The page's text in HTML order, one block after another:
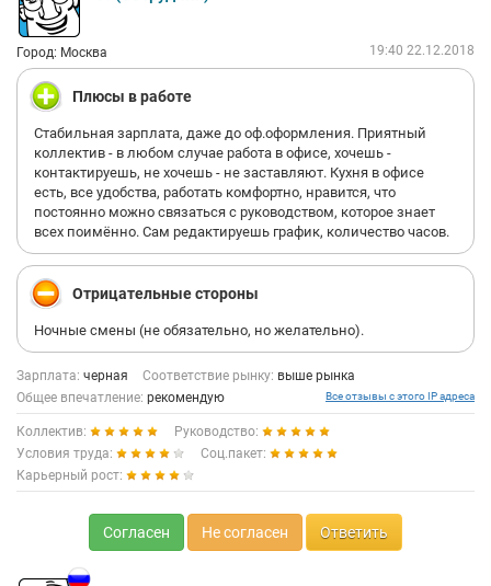
Город: Москва 19:40 22.12.2018
Плюсы в работе
Стабильная зарплата, даже до оф.оформления. Приятный
коллектив - в любом случае работа в офисе, хочешь -
контактируешь, не хочешь - не заставляют. Кухня в офисе
есть, все удобства, работать комфортно, нравится, что
постоянно можно связаться с руководством, которое знает
всех поимённо. Сам редактируешь график, количество часов.
Отрицательные стороны
Ночные смены (не обязательно, но желательно).
Зарплата: черная Соответствие рынку: выше рынка
Общее впечатление: рекомендую Все отзывы с этого IP адреса
Коллектив:
Руководство:
Условия труда:
Соц.пакет:
Карьерный рост:
Согласен Не согласен Ответить